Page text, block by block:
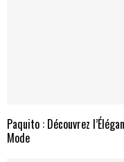
Paquito : Découvrez
Mode